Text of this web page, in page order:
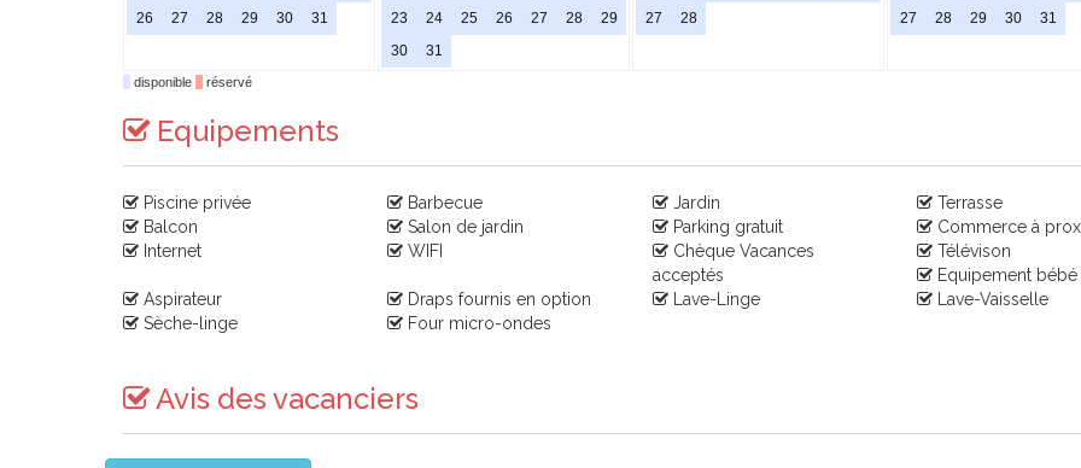
26
27 28 29 30 31
23
24 25 26 27 28
29
30
31
27
28
27
28 29 30 31
disponible réservé
Equipements
Piscine privée Barbecue Jardin
Terrasse
Balcon
Salon de jardin Parking gratuit
Commerce à
Internet
WIFI
Chèque Vacances
acceptés
Télévison
Equipement bébé
Aspirateur
Draps fournis en option Lave-Linge
Lave-Vaisselle
Sèche-linge
Four micro-ondes
Avis des vacanciers